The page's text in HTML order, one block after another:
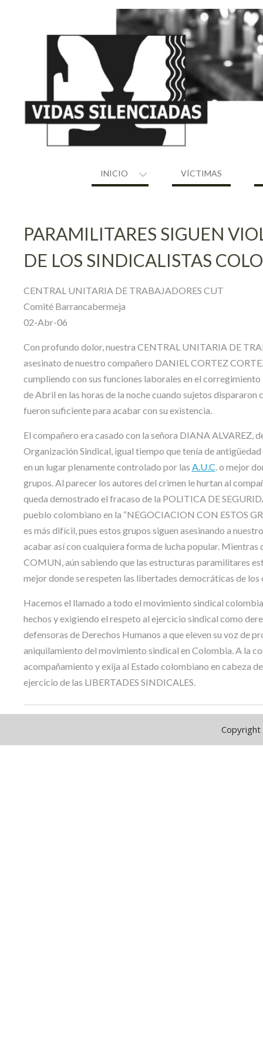
INICIO VÍCTIMAS
PARAMILITARES SIGUEN
DE LOS SINDICALISTAS
CENTRAL UNITARIA DE TRABAJADORES CUT
Comité Barrancabermeja
02-Abr-06
Con profundo dolor, nuestra CENTRAL UNITARIA DE
asesinato de nuestro compañero DANIEL CORTEZ
cumpliendo con sus funciones laborales en el
de Abril en las horas de la noche cuando sujetos
fueron suficiente para acabar con su existencia.
El compañero era casado con la señora DIANA ALVAREZ,
Organización Sindical, igual tiempo que tenía de
en un lugar plenamente controlado por las A.U.C . o mejor
grupos. Al parecer los autores del crimen le hurtan al
queda demostrado el fracaso de la POLITICA DE
pueblo colombiano en la “NEGOCIACION CON ESTOS
es más difícil, pues estos grupos siguen asesinando a
acabar así con cualquiera forma de lucha popular.
COMUN, aún sabiendo que las estructuras paramilitares
mejor donde se respeten las libertades democráticas de los
Hacemos el llamado a todo el movimiento sindical
hechos y exigiendo el respeto al ejercicio sindical como
defensoras de Derechos Humanos a que eleven su voz de
aniquilamiento del movimiento sindical en Colombia. A la
acompañamiento y exija al Estado colombiano en cabeza
ejercicio de las LIBERTADES SINDICALES.
Copyright